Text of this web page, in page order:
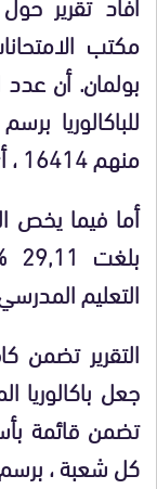
مكتب
بولمان.أن عدد
منهم 16414 ، أي بنسبة 79,73
أما فيما يخص
بلغت 29,11
التعليم
التقرير تضمن
جعل
تضمنقائمة
كل شعبة ، برسم